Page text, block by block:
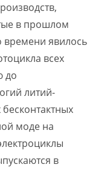
в прошлом
времени явилось
всех
до
литий-
моде на
в